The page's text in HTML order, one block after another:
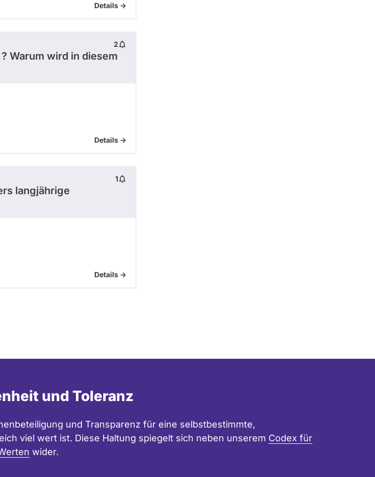
Details ->
2
Warum wird in diesem
Details ->
1
langjährige
Details ->
und Toleranz
und Transparenz für eine selbstbestimmte,
viel wert ist. Diese Haltung spiegelt sich neben unserem Codex für
wider.